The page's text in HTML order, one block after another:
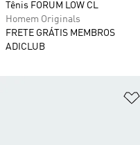
Tênis FORUM LOW CL
Homem Originals
FRETE GRÁTIS MEMBROS
ADICLUB